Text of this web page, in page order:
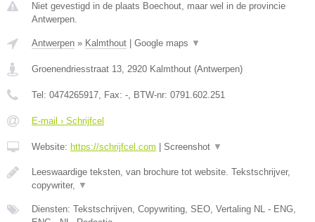
Niet gevestigd in de plaats Boechout, maar wel in de provincie
Antwerpen.
Antwerpen » Kalmthout Google maps ▼
Groenendriesstraat 13, 2920 Kalmthout (Antwerpen)
Tel: 0474265917, Fax: -, BTW-nr: 0791.602.251
E-mail › Schrijfcel
Website: https://schrijfcel.com Screenshot ▼
Leeswaardige teksten, van brochure tot website. Tekstschrijver,
copywriter, ▼
Diensten: Tekstschrijven, Copywriting, SEO, Vertaling NL - ENG,